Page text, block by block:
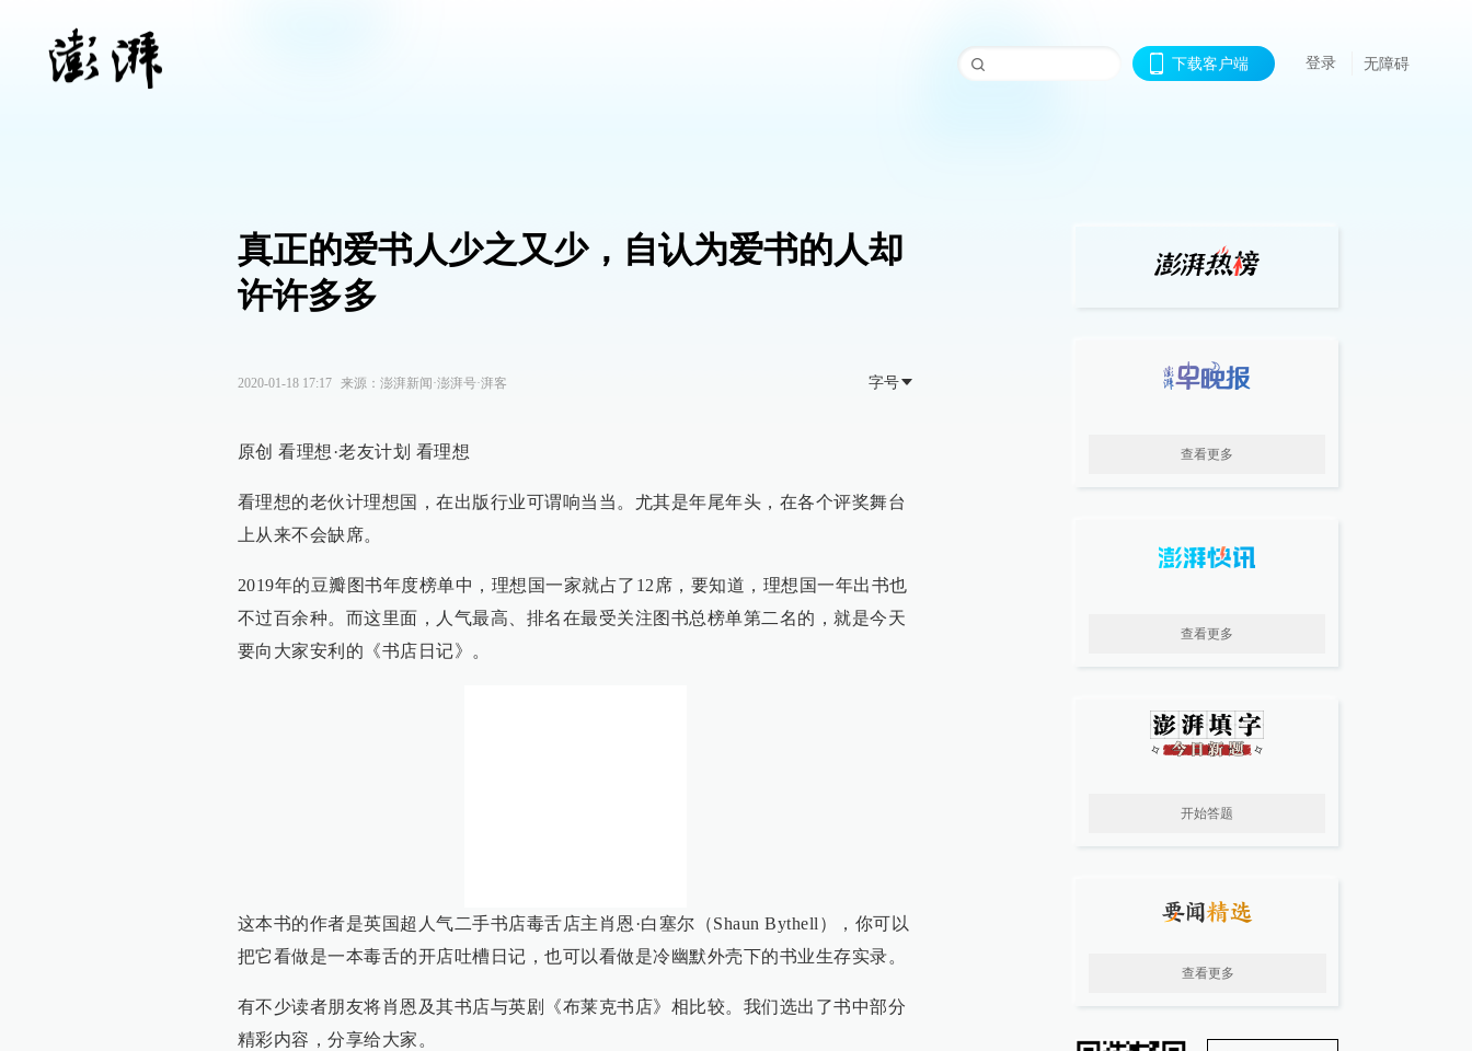
下载客户端 登录 无障碍
真正的爱书人少之又少，自认为爱书的人却
许许多多
2020-01-18 17:17 来源： 澎湃新闻·澎湃号·湃客 字号
原创 看理想·老友计划 看理想
看理想的老伙计理想国，在出版行业可谓响当当。尤其是年尾年头，在各个评奖舞台
上从来不会缺席。
2019年的豆瓣图书年度榜单中，理想国一家就占了12席，要知道，理想国一年出书也
不过百余种。而这里面，人气最高、排名在最受关注图书总榜单第二名的，就是今天
要向大家安利的《书店日记》。
这本书的作者是英国超人气二手书店毒舌店主肖恩·白塞尔（Shaun Bythell），你可以
把它看做是一本毒舌的开店吐槽日记，也可以看做是冷幽默外壳下的书业生存实录。
有不少读者朋友将肖恩及其书店与英剧《布莱克书店》相比较。我们选出了书中部分
精彩内容，分享给大家。
查看更多
查看更多
开始答题
查看更多